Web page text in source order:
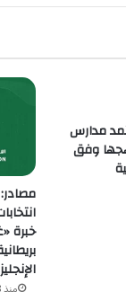
خبرة
منذ 58 دقيقة
مدارس
وفق